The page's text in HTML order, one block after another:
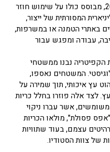
הפרויקט, שהושק בתחילת 2026, מבוסס כולו על שימוש חוזר
המסורתית של ייצור,
באתרי הטמנה או במשרפות,
עבודה ומפגש עבור
הקפיטריה נבנו ממשטחי
המשטחים נאספו,
עץ איכותי, תוך שמירה על
לצד אלה פוזרו בחלל כריות
אשר עברו ניקוי
פסולת", מולאו הכריות
עצמם, בעוד שתוויות
של צוות הסטודיו.